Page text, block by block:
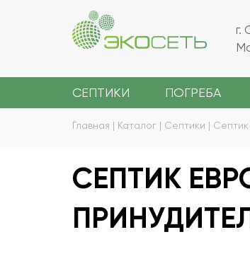
г.
СЕПТИКИ ПОГРЕБА
Главная | Каталог | Септики |
СЕПТИК